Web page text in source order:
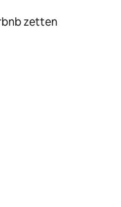
zetten